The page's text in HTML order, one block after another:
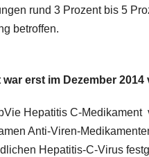
rund 3 Prozent bis 5
betroffen.
erst im Dezember
Hepatitis C-Medikament
Anti-Viren-
Hepatitis-C-Virus